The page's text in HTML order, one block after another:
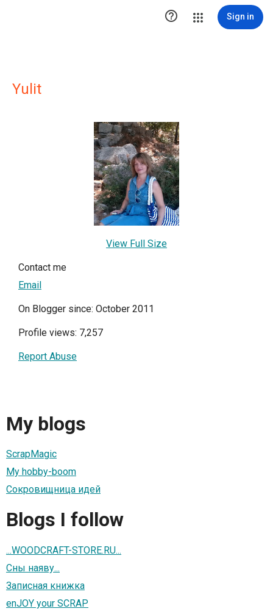
 Sign in
Yulit
View Full Size
Contact me
Email
On Blogger since: October 2011
Profile views: 7,257
Report Abuse
My blogs
ScrapMagic
My hobby-boom
Сокровищница идей
Blogs I follow
...WOODCRAFT-STORE.RU...
Сны наяву...
Записная книжка
enJOY your SCRAP